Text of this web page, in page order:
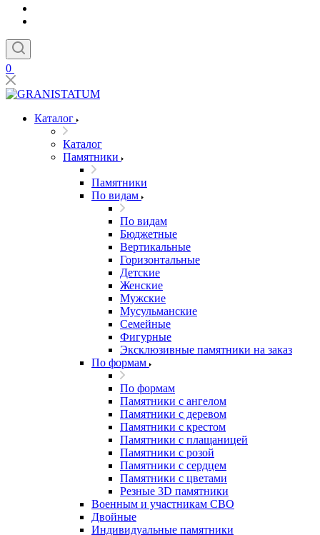
0
Каталог
Каталог
Памятники
Памятники
По видам
По видам
Бюджетные
Вертикальные
Горизонтальные
Детские
Женские
Мужские
Мусульманские
Семейные
Фигурные
Эксклюзивные памятники на заказ
По формам
По формам
Памятники с ангелом
Памятники с деревом
Памятники с крестом
Памятники с плащаницей
Памятники с розой
Памятники с сердцем
Памятники с цветами
Резные 3D памятники
Военным и участникам СВО
Двойные
Индивидуальные памятники